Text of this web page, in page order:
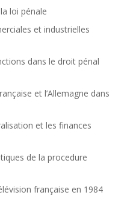
loi pénale
et industrielles
dans le droit pénal
et l’Allemagne dans
et les finances
de la procedure
française en 1984